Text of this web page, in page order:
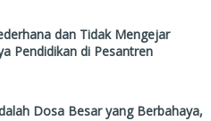
dan Tidak Mengejar
Pendidikan di Pesantren
Dosa Besar yang Berbahaya,